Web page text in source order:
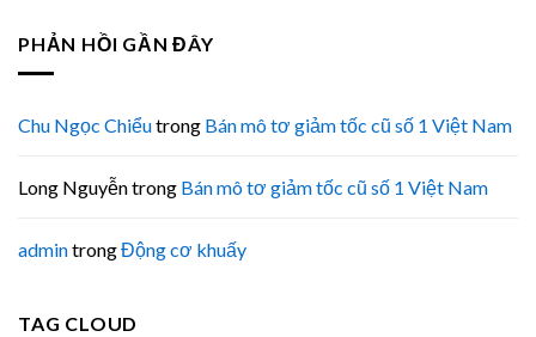
PHẢN HỒI GẦN ĐÂY
Chu Ngọc Chiểutrong Bán mô tơ giảm tốc cũ số 1 Việt Nam
Long Nguyễntrong Bán mô tơ giảm tốc cũ số 1 Việt Nam
admintrongĐộng cơ khuấy
TAG CLOUD